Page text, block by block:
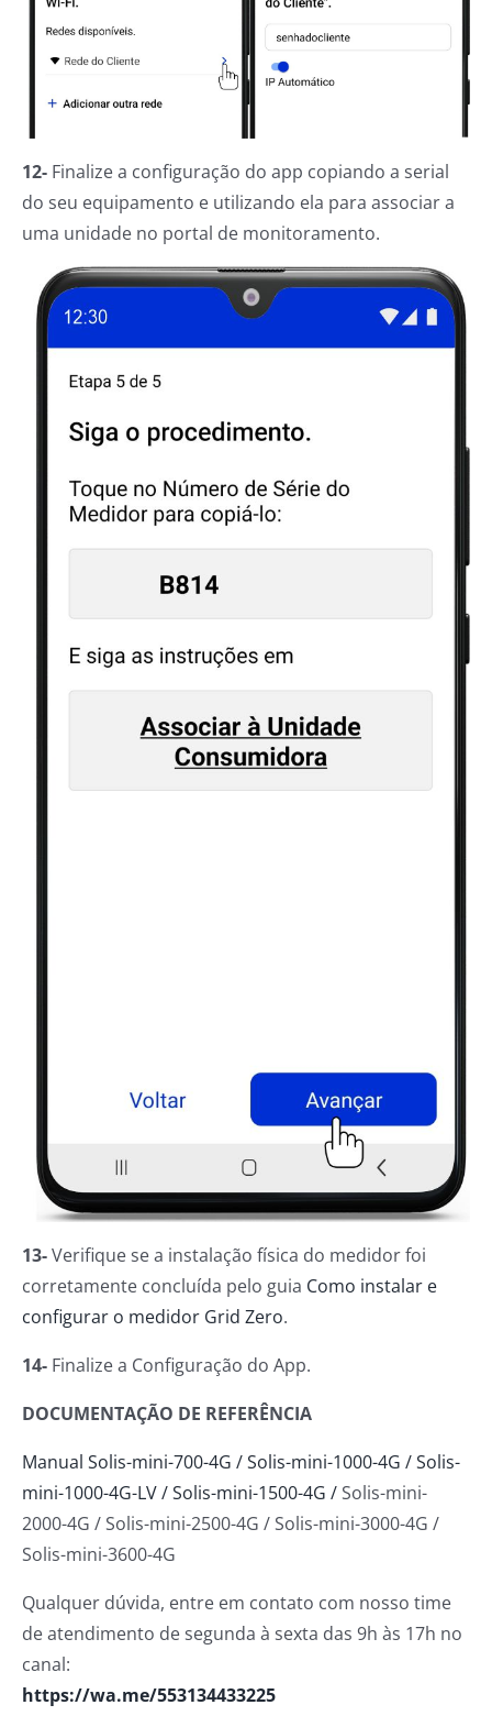
12- Finalize a configuração do app copiando a serial
do seu equipamento e utilizando ela para associar a
uma unidade no portal de monitoramento.
13-Verifique se a instalação física do medidor foi
corretamente concluída pelo guia Como instalar e
configurar o medidor Grid Zero.
14- Finalize a Configuração do App.
DOCUMENTAÇÃO DE REFERÊNCIA
Manual Solis-mini-700-4G / Solis-mini-1000-4G / Solis-
mini-1000-4G-LV / Solis-mini-1500-4G /Solis-mini-
2000-4G / Solis-mini-2500-4G / Solis-mini-3000-4G /
Solis-mini-3600-4G
Qualquer dúvida, entre em contato com nosso time
de atendimento de segunda à sexta das 9h às 17h no
canal:
https://wa.me/553134433225